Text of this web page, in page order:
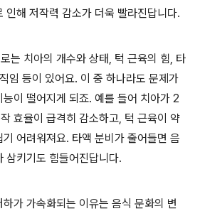
인해 저작력 감소가 더욱 빨라진답니다.
는 치아의 개수와 상태, 턱 근육의 힘, 타
임 등이 있어요. 이 중 하나라도 문제가
이 떨어지게 되죠. 예를 들어 치아가 2
효율이 급격히 감소하고, 턱 근육이 약
어려워져요. 타액 분비가 줄어들면 음
삼키기도 힘들어진답니다.
가 가속화되는 이유는 음식 문화의 변